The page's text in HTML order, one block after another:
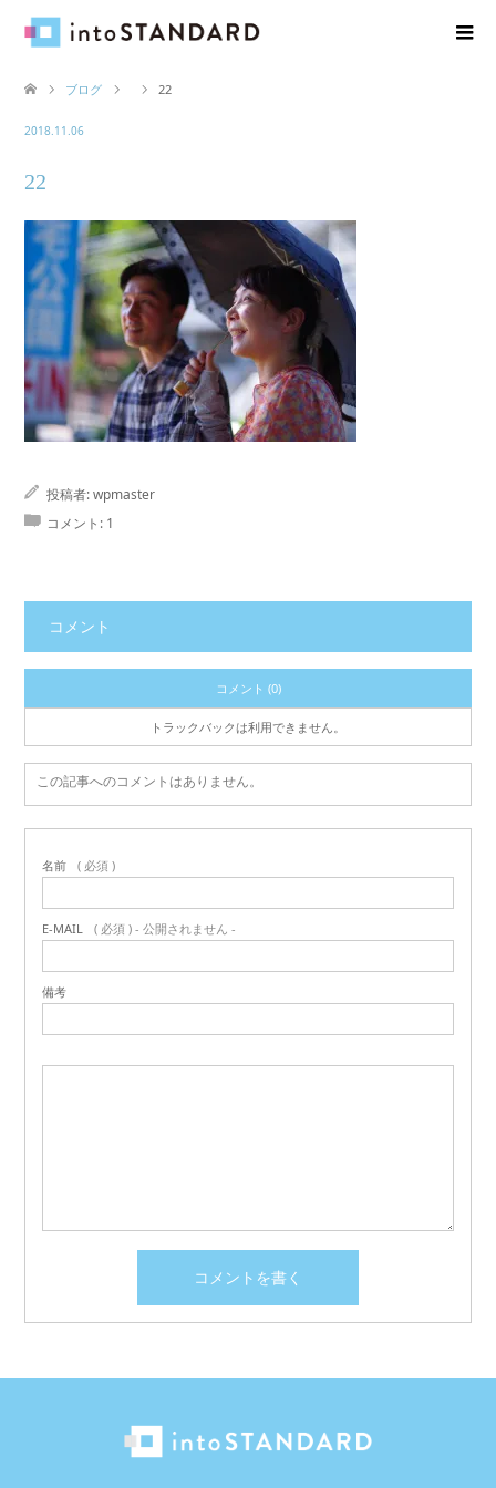
ブログ 22
2018.11.06
22
投稿者:wpmaster
コメント: 1
コメント
コメント (0)
トラックバックは利用できません。
この記事へのコメントはありません。
名前 ( 必須 )
E-MAIL ( 必須 ) - 公開されません -
備考